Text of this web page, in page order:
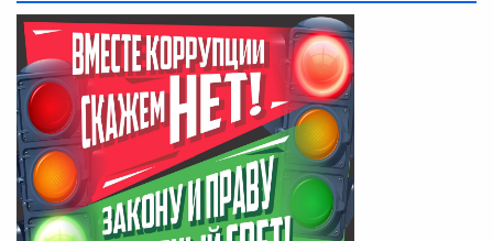
Телефоны учреждений, оказывающих меры социальной
поддержки, медицинскую, социально-психологическую